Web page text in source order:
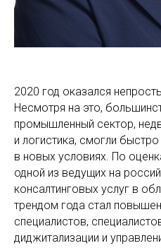
2020 год оказался
Несмотря на это,
промышленный сектор,
и логистика, смогли
в новых условиях. По
одной из ведущих на
консалтинговых услуг в
трендом года стал
специалистов,
диджитализации и